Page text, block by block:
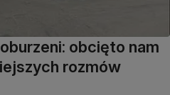
obcięto nam
rozmów